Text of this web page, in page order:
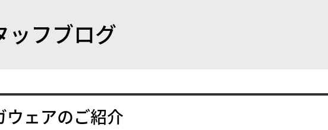
ッフブログ
ェアのご紹介